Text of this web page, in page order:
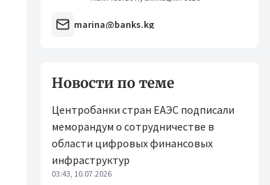
marina@banks.kg
Новости по теме
Центробанки стран ЕАЭС подписали
меморандум о сотрудничестве в
области цифровых финансовых
инфраструктур
03:43, 10.07.2026